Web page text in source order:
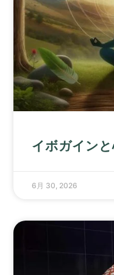
イボガイン
6月 30, 2026